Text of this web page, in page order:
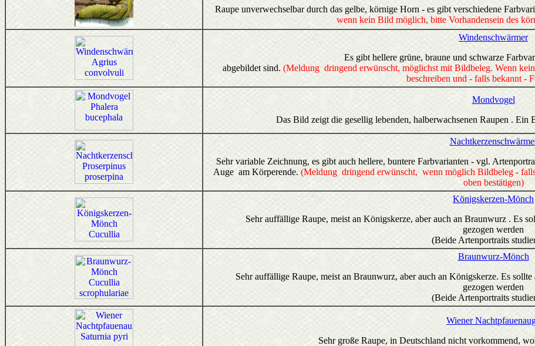
Raupe unverwechselbar durch das gelbe, körnige Horn - es gibt verschiedene
wenn kein Bild möglich, bitte Vorhandensein des
Windenschwärmer
Es gibt hellere grüne, braune und schwarze
abgebildet sind. (Meldung dringend erwünscht, möglichst mit Bildbeleg. Wenn
beschreiben und - falls bekannt -
Mondvogel
Das Bild zeigt die gesellig lebenden, halberwachsenen Raupen .
Sehr variable Zeichnung, es gibt auch hellere, buntere Farbvarianten - vgl.
Auge am Körperende. (Meldung dringend erwünscht, wenn möglich Bildbeleg -
oben bestätigen)
Königskerzen-Mönch
Sehr auffällige Raupe, meist an Königskerze, aber auch an Braunwurz . Es
gezogen werden
(Beide Artenportraits
Braunwurz-Mönch
Sehr auffällige Raupe, meist an Braunwurz, aber auch an Königskerze. Es
gezogen werden
(Beide Artenportraits
Wiener
Sehr große Raupe, in Deutschland nicht vorkommend,